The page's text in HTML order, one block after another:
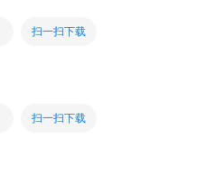
扫一扫下载
扫一扫下载